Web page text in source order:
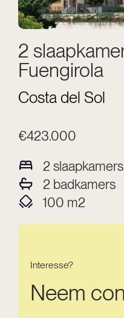
2
Fuengirola
Costa del Sol
€423.000
2 slaapkamers
2 badkamers
100 m2
Interesse?
Neem